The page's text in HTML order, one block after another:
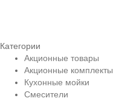
Категории
Акционные товары
Акционные комплекты
Кухонные мойки
Смесители